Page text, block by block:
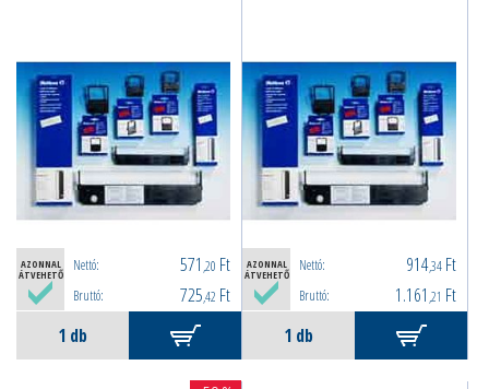
AZONNAL
ÁTVEHETŐ
Nettó: 571 ,20 Ft
Bruttó: 725,42 Ft
AZONNAL
ÁTVEHETŐ
Nettó: 914,34 Ft
Bruttó: 1.161 ,21 Ft